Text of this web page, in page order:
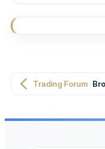
Trading Forum